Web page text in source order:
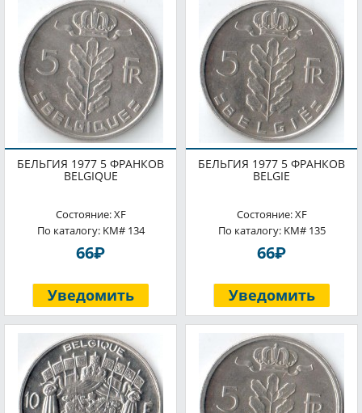
БЕЛЬГИЯ 1977 5 ФРАНКОВ
BELGIQUE
Состояние: XF
По каталогу: KM# 134
66P
Уведомить
БЕЛЬГИЯ 1977 5 ФРАНКОВ
BELGIE
Состояние: XF
По каталогу: KM# 135
66P
Уведомить